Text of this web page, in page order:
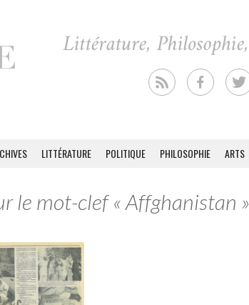
LITTÉRATURE POLITIQUE PHILOSOPHIE ARTS
le mot-clef « Affghanistan »